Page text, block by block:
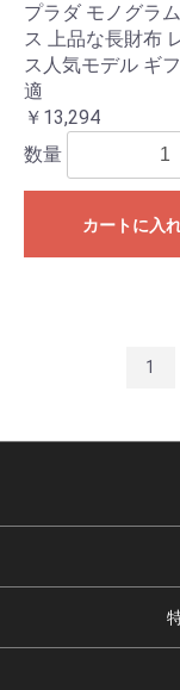
プラダ モノグラ
ス 上品な長財布
ス人気モデル ギ
適
￥13,294
数量
カートに入
1